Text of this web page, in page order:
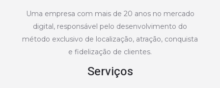
Uma empresa com mais de 20 anos no mercado
digital, responsável pelo desenvolvimento do
método exclusivo de localização, atração, conquista
e fidelização de clientes.
Serviços